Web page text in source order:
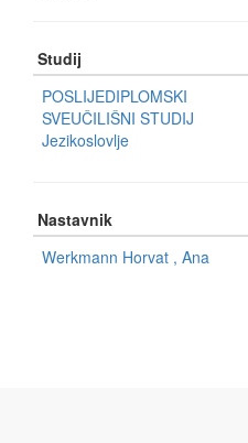
Studij
POSLIJEDIPLOMSKI
SVEUČILIŠNI STUDIJ
Jezikoslovlje
Nastavnik
Werkmann Horvat , Ana